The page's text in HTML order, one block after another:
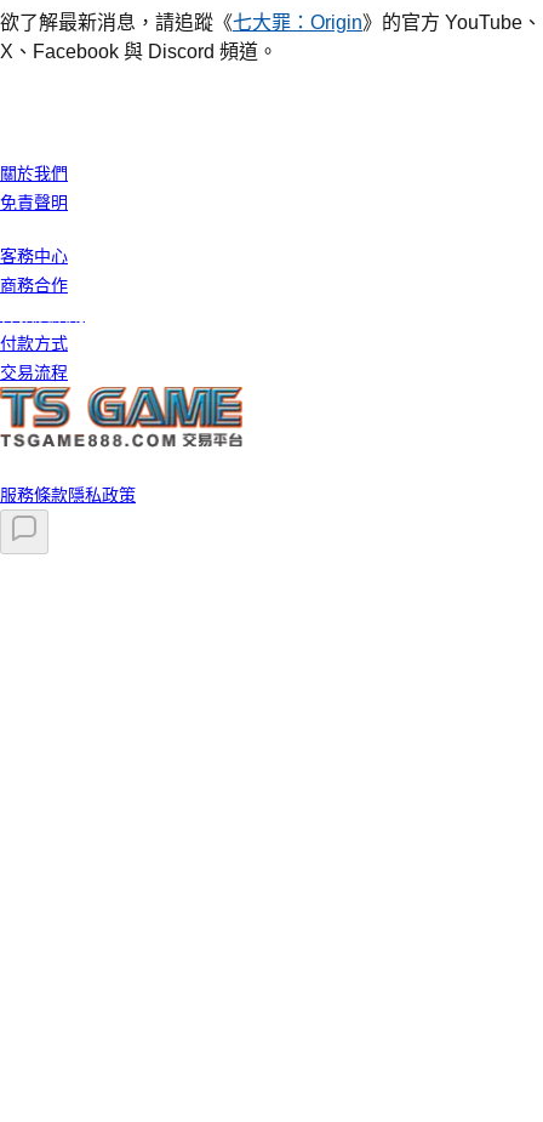
欲了解最新消息，請追蹤《七大罪：Origin》的官方 YouTube、
X、Facebook 與 Discord 頻道。
關於我們
免責聲明
客務中心
商務合作
付款方式
交易流程
服務條款隱私政策